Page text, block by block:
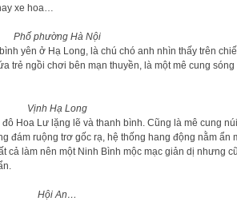
xe hoa…
Phố phường Hà Nội
yên ở Hạ Long, là chú chó anh nhìn thấy trên
trẻ ngồi chơi bên mạn thuyền, là một mê cung sóng
Vịnh Hạ Long
Hoa Lư lặng lẽ và thanh bình. Cũng là mê cung núi
đám ruộng trơ gốc rạ, hệ thống hang động nằm ẩn
làm nên một Ninh Bình mộc mạc giản dị nhưng
Hội An…